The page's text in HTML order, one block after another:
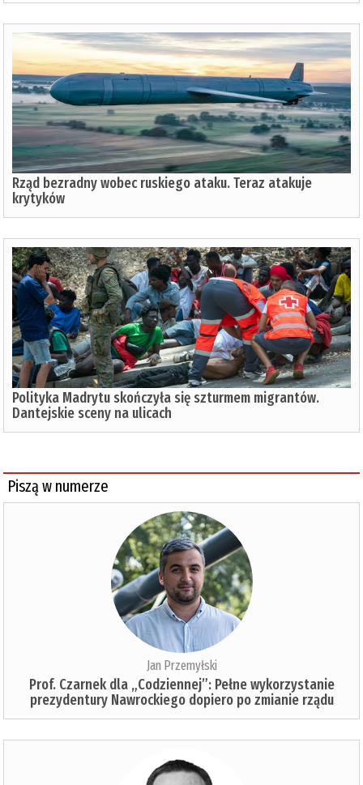
Rząd bezradny wobec ruskiego ataku. Teraz atakuje
krytyków
Polityka Madrytu skończyła się szturmem migrantów.
Dantejskie sceny na ulicach
Piszą w numerze
Jan Przemyłski
Prof. Czarnek dla „Codziennej”: Pełne wykorzystanie
prezydentury Nawrockiego dopiero po zmianie rządu